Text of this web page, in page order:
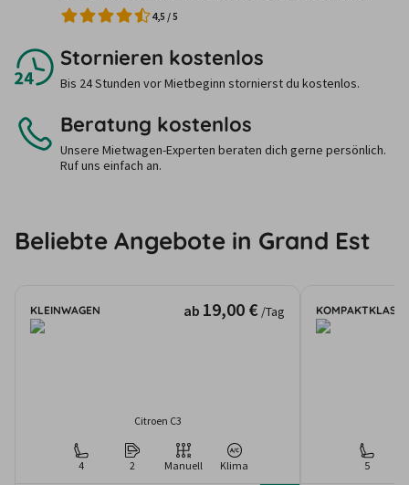
4,5 /5
Stornieren kostenlos
Bis 24 Stunden vor Mietbeginn stornierst du kostenlos.
Beratung kostenlos
Unsere Mietwagen-Experten beraten dich gerne persönlich.
Ruf uns einfach an.
Beliebte Angebote in Grand Est
KLEINWAGEN ab 19,00 € /Tag
Citroen C3
4 2 Manuell Klima
KOMPAKTKLASSE
5